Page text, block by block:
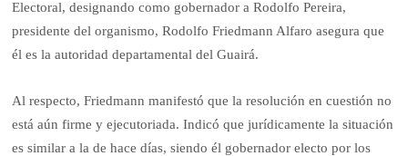
Electoral, designando como gobernador a Rodolfo Pereira,
presidente del organismo, Rodolfo Friedmann Alfaro asegura que
él es la autoridad departamental del Guairá.
Al respecto, Friedmann manifestó que la resolución en cuestión no
está aún firme y ejecutoriada. Indicó que jurídicamente la situación
es similar a la de hace días, siendo él gobernador electo por los